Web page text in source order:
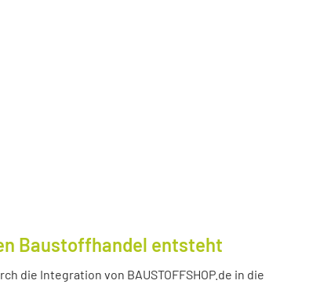
Baustoffhandel entsteht
die Integration von BAUSTOFFSHOP.de in die